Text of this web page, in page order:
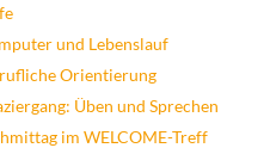
und Lebenslauf
Orientierung
Üben und Sprechen
im WELCOME-Treff